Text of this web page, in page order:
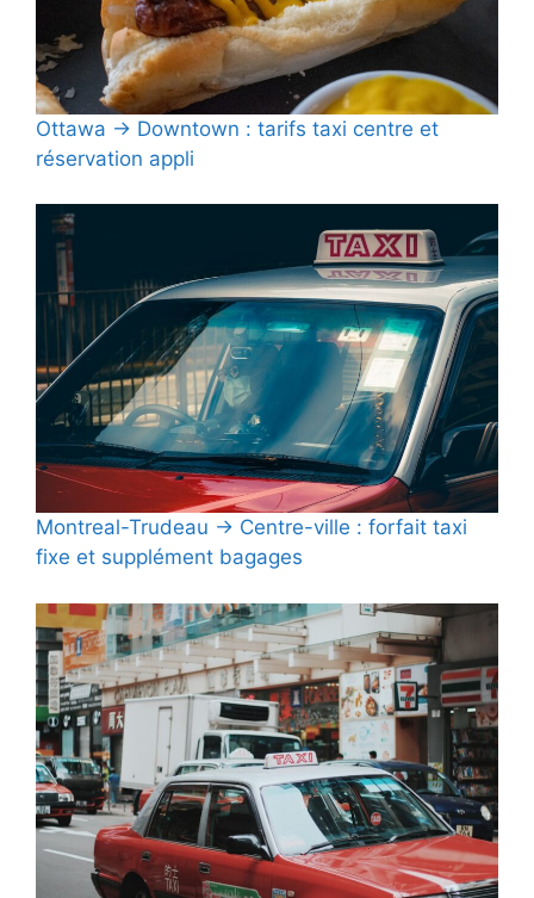
Ottawa → Downtown : tarifs taxi centre et
réservation appli
Montreal-Trudeau → Centre-ville : forfait taxi
fixe et supplément bagages